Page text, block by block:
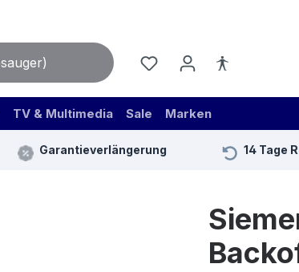
TV & Multimedia Sale Marken
Garantieverlängerung 14 Tage